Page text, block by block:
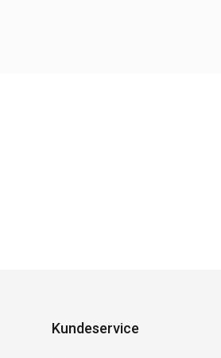
Kundeservice